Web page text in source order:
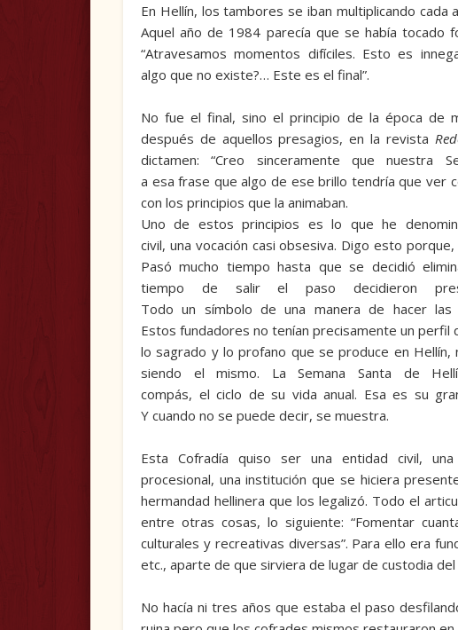
En Hellín, los tambores se iban multipli­cando
Aquel año de 1984 parecía que se había tocado
“Atravesamos momentos difíciles. Esto es
algo que no existe?… Este es el final”.
No fue el final, sino el principio de la época de
después de aquellos presagios, en la revista
dictamen: “Creo sinceramente que nuestra
a esa frase que algo de ese brillo tendría que ver
con los principios que la animaban.
Uno de estos principios es lo que he
civil, una vocación casi obsesiva. Digo esto
Pasó mucho tiempo hasta que se decidió
tiempo de salir el paso decidieron
Todo un símbolo de una manera de hacer
Estos fundadores no tenían precisamente un perfil
lo sagrado y lo profano que se produce en
siendo el mismo. La Semana Santa de
compás, el ciclo de su vida anual. Esa es su
Y cuando no se puede decir, se muestra.
Esta Cofradía quiso ser una entidad civil,
procesional, una institución que se hiciera
hermandad hellinera que los legalizó. Todo el
entre otras cosas, lo siguiente: “Fomentar
culturales y recreativas diversas”. Para ello era
etc., aparte de que sirviera de lugar de custodia
No hacía ni tres años que estaba el paso